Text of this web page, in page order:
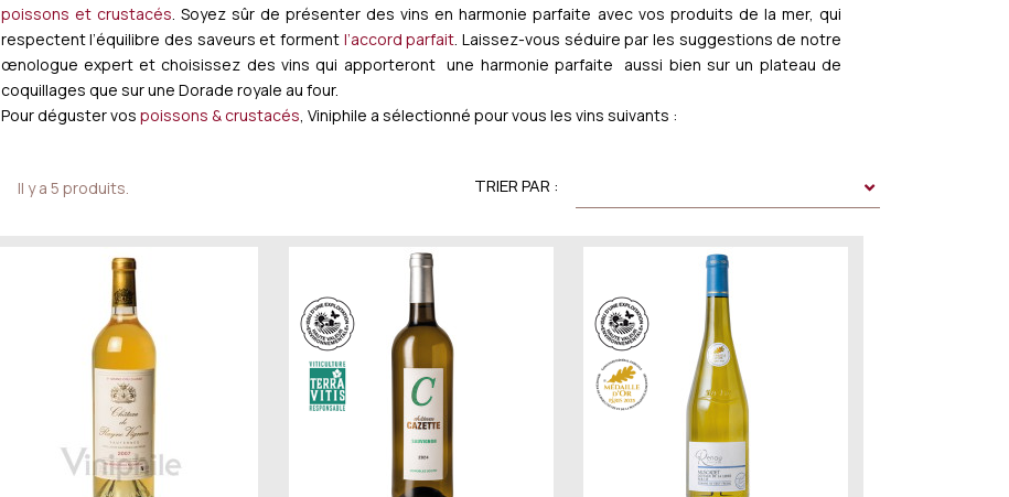
poissons et crustacés. Soyez sûr de présenter des vins en harmonie parfaite avec vos produits de la mer, qui
respectent l’équilibre des saveurs et forment l’accord parfait. Laissez-vous séduire par les suggestions de notre
œnologue expert et choisissez des vins qui apporteront une harmonie parfaite aussi bien sur un plateau de
coquillages que sur une Dorade royale au four.
Pour déguster vos poissons & crustacés, Viniphile a sélectionné pour vous les vins suivants :
Il y a 5 produits. TRIER PAR :